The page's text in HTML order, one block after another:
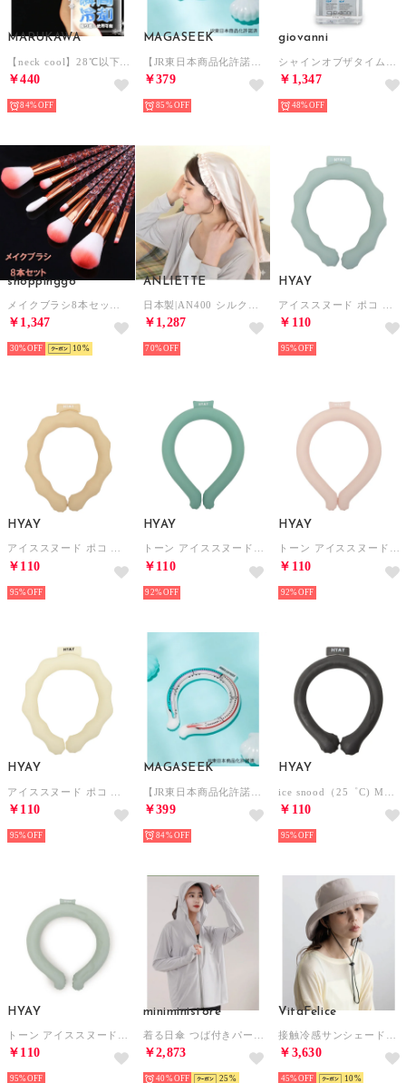
MARUKAWA
￥440
84%
MAGASEEK
￥379
85%
giovanni
￥1,347
48%
shoppinggo
￥1,347
30% 10
ANLIETTE
￥1,287
70%
HYAY
￥110
95%
HYAY
アイススヌード ポコ 冷感スヌード【返品不可商品】 （ベージュ）
￥110
95%
HYAY
トーン アイススヌード 首用冷却スヌード【返品不可商品】 （マリングリーン）
￥110
92%
HYAY
トーン アイススヌード 首用冷却スヌード【返品不可商品】 （クリスタルピンク）
￥110
92%
HYAY
￥110
95%
MAGASEEK
￥399
84%
HYAY
￥110
95%
HYAY
￥110
95%
miniministore
￥2,873
40% 25
VitaFelice
￥3,630
45% 10